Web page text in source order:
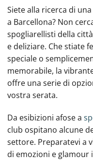
Siete alla ricerca di
a Barcellona? Non
spogliarellisti della
e deliziare. Che stiate
speciale o
memorabile, la
offre una serie di
vostra serata.
Da esibizioni afose a
club ospitano alcune
settore.‍ Preparatevi a
di emozioni e